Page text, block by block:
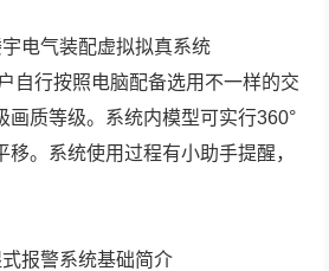
电气装配虚拟拟真系统
自行按照电脑配备选用不一样的交
画质等级。系统内模型可实行360°
。系统使用过程有小助手提醒，
报警系统基础简介